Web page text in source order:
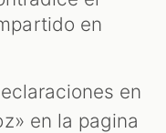
en
en
en la pagina